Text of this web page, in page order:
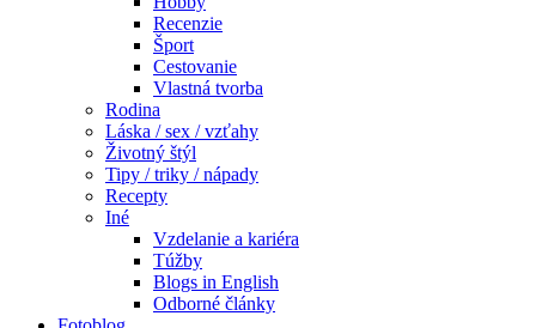
Recenzie
Šport
Cestovanie
Vlastná tvorba
Rodina
Láska / sex / vzťahy
Životný štýl
Tipy / triky / nápady
Recepty
Iné
Vzdelanie a kariéra
Túžby
Blogs in English
Odborné články